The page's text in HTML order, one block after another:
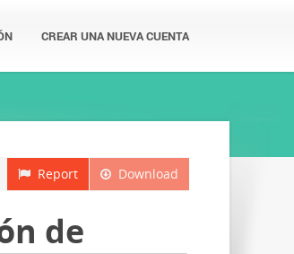
CREAR UNA NUEVA CUENTA
Download
Report
de